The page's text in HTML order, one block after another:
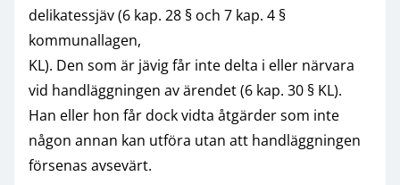
delikatessjäv (6 kap. 28 § och 7 kap. 4 §
kommunallagen,
KL). Den som är jävig får inte delta i eller närvara
vid handläggningen av ärendet (6 kap. 30 § KL).
Han eller hon får dock vidta åtgärder som inte
någon annan kan utföra utan att handläggningen
försenas avsevärt.